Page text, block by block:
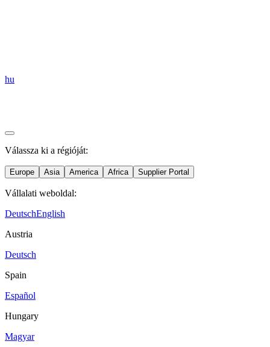
hu
Válassza ki a régióját:
Europe Asia America Africa Supplier Portal
Vállalati weboldal:
DeutschEnglish
Austria
Deutsch
Spain
Español
Hungary
Magyar